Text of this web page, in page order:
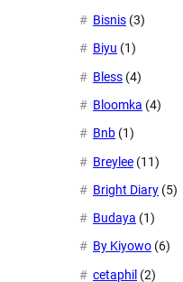
Bisnis (3)
Biyu (1)
Bless (4)
Bloomka (4)
Bnb (1)
Breylee (11)
Bright Diary (5)
Budaya (1)
By Kiyowo (6)
cetaphil (2)